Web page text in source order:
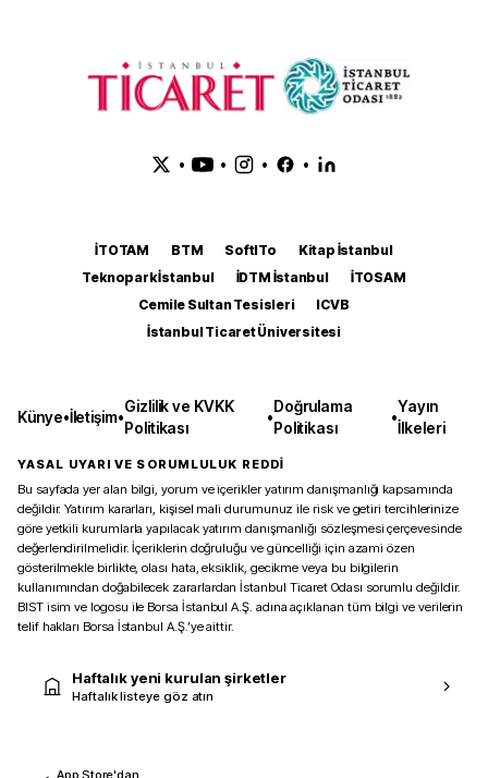
• • • •
İTOTAM BTM SoftITo
Kitap İstanbul
Teknopark İstanbul
İDTM İstanbul
İTOSAM
Cemile Sultan Tesisleri
ICVB
İstanbul Ticaret Üniversitesi
Künye•İletişim•
Gizlilik ve KVKK
Politikası
•
Doğrulama
Politikası
•
Yayın
İlkeleri
YASAL UYARI VE SORUMLULUK REDDİ
Bu sayfada yer alan bilgi, yorum ve içerikler yatırım danışmanlığı kapsamında
değildir. Yatırım kararları, kişisel mali durumunuz ile risk ve getiri tercihlerinize
göre yetkili kurumlarla yapılacak yatırım danışmanlığı sözleşmesi çerçevesinde
değerlendirilmelidir. İçeriklerin doğruluğu ve güncelliği için azami özen
gösterilmekle birlikte, olası hata, eksiklik, gecikme veya bu bilgilerin
kullanımından doğabilecek zararlardan İstanbul Ticaret Odası sorumlu değildir.
BIST isim ve logosu ile Borsa İstanbul A.Ş. adına açıklanan tüm bilgi ve verilerin
telif hakları Borsa İstanbul A.Ş.’ye aittir.
Haftalık yeni kurulan şirketler
Haftalık listeye göz atın
App Store'dan